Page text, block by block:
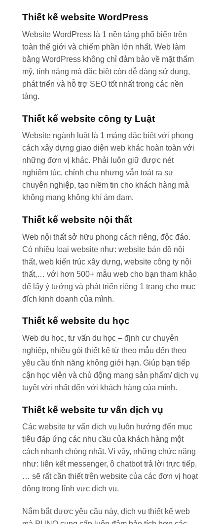
Thiết kế website WordPress
Website WordPress là 1 nền tảng phổ biến trên
toàn thế giới và chiếm phần lớn nhất. Web làm
bằng WordPress không chỉ đảm bảo về mặt thẩm
mỹ, tính năng mà đặc biệt còn dễ dàng sử dụng,
phát triển và hỗ trợ SEO tốt nhất trong các nền
tảng.
Thiết kế website công ty Luật
Website ngành luật là 1 mảng đặc biệt với phong
cách xây dựng giao diện web khác hoàn toàn với
những đơn vị khác. Phải luôn giữ được nét
nghiêm túc, chỉnh chu nhưng vẫn toát ra sự
chuyên nghiệp, tạo niềm tin cho khách hàng mà
không mang không khí ảm đạm.
Thiết kế website nội thất
Web nội thất sở hữu phong cách riêng, độc đáo.
Có nhiều loại website như: website bán đồ nội
thất, web kiến trúc xây dựng, website công ty nội
thất,… với hơn 500+ mẫu web cho bạn tham khảo
để lấy ý tưởng và phát triển riêng 1 trang cho mục
đích kinh doanh của mình.
Thiết kế website du học
Web du học, tư vấn du học – định cư chuyên
nghiệp, nhiều gói thiết kế từ theo mẫu đến theo
yêu cầu tính năng không giới hạn. Giúp bạn tiếp
cận học viên và chủ động mang sản phẩm/ dịch vụ
tuyệt vời nhất đến với khách hàng của mình.
Thiết kế website tư vấn dịch vụ
Các website tư vấn dịch vụ luôn hướng đến mục
tiêu đáp ứng các nhu cầu của khách hàng một
cách nhanh chóng nhất. Vì vậy, những chức năng
như: liên kết messenger, ô chatbot trả lời trực tiếp,
… sẽ rất cần thiết trên website của các đơn vị hoạt
động trong lĩnh vực dịch vụ.
Nắm bắt được yêu cầu này, dịch vụ thiết kế web